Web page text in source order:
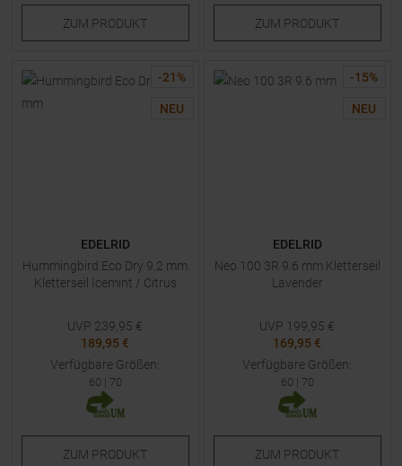
ZUM PRODUKT ZUM PRODUKT
-21 %
NEU
EDELRID
Hummingbird Eco Dry 9.2 mm
Kletterseil Icemint / Citrus
UVP 239,95 €
189,95 €
Verfügbare Größen:
60 | 70
ZUM PRODUKT
-15%
NEU
EDELRID
Neo 100 3R 9.6 mm Kletterseil
Lavender
UVP 199,95 €
169,95 €
Verfügbare Größen:
60 | 70
ZUM PRODUKT